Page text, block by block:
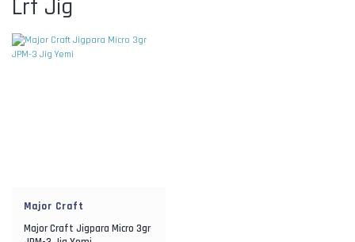
Lrf Jig
Major Craft
Major Craft Jigpara Micro 3gr